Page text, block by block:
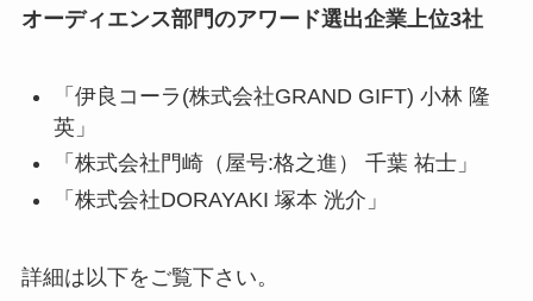
オーディエンス部門のアワード選出企業上位3社
「 伊良コーラ(株式会社GRAND GIFT) 小林 隆
英」
「 株式会社門崎（屋号:格之進） 千葉 祐士」
「 株式会社DORAYAKI 塚本 洸介 」
詳細は以下をご覧下さい。